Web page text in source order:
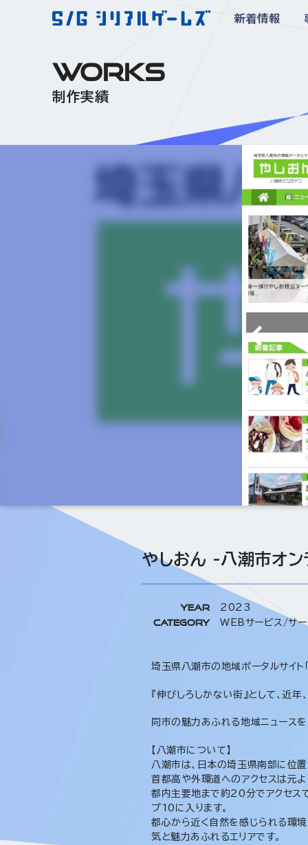
新着情報
WORKS
制作実績
やしおん -八潮市オン
YEAR
2023
CATEGORY
WEBサービス/サー
埼玉県八潮市の地域ポータルサイト
『伸びしろしかない街』として、近
同市の魅力あふれる地域ニュース
【八潮市について】
八潮市は、日本の埼玉県南部に位置
首都高や外環道へのアクセスは元
都内主要地まで約20分でアクセス
プ10に入ります。
都心から近く自然を感じられる環
気と魅力あふれるエリアです。